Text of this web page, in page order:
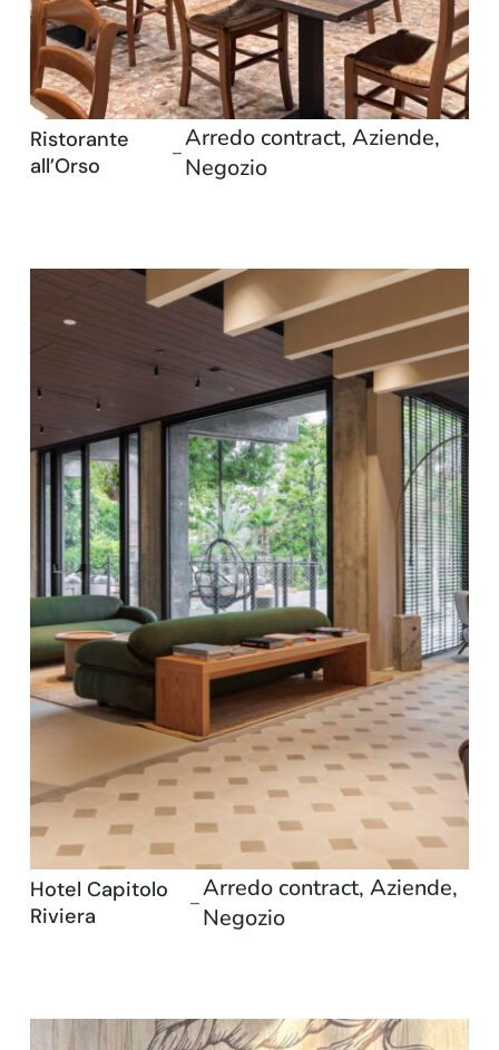
Ristorante
all’Orso
–Arredo contract,Aziende,
Negozio
Hotel Capitolo
Riviera
–Arredo contract, Aziende,
Negozio